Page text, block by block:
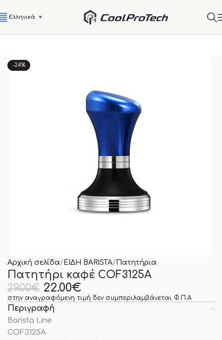
Ελληνικά ▼
-24%
Αρχική σελίδα ΕΙΔΗ BARISTA Πατητήρια
Πατητήρι καφέ COF3125A
29.00€ 22.00€
στην αναγραφόμενη τιμή δεν συμπεριλαμβάνεται Φ.Π.Α
Περιγραφή
Barista Line
COF3125Α